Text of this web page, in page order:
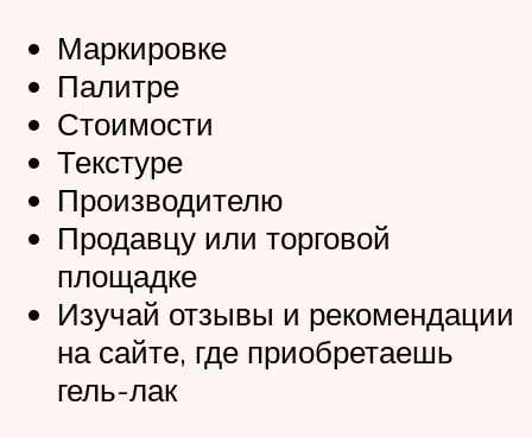
Маркировке
Палитре
Стоимости
Текстуре
Производителю
Продавцу или торговой
площадке
Изучай отзывы и рекомендации
на сайте, где приобретаешь
гель-лак